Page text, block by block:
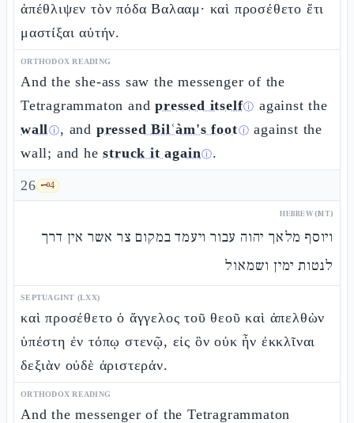
ἀπέθλιψεν τὸν πόδα Βαλααμ· καὶ προσέθετο ἔτι
μαστίξαι αὐτήν.
ORTHODOX READING
And the she-ass saw the messenger of the
Tetragrammaton andpressed itselfⓘ against the
wallⓘ, and pressed Bilʿàm's footⓘ against the
wall; and hestruck it againⓘ.
26 🗝️4
HEBREW (MT)
ויוסף מלאך יהוה עבור ויעמד במקום צר אשר אין דרך
לנטות ימין ושמאול
SEPTUAGINT (LXX)
καὶ προσέθετο ὁ ἄγγελος τοῦ θεοῦ καὶ ἀπελθὼν
ὑπέστη ἐν τόπῳ στενῷ, εἰς ὃν οὐκ ἦν ἐκκλῖναι
δεξιὰν οὐδὲ ἀριστεράν.
ORTHODOX READING
And the messenger of the Tetragrammaton